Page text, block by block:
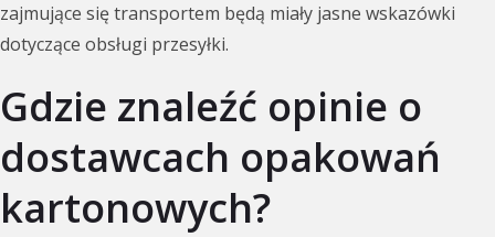
zajmujące się transportem będą miały jasne wskazówki
dotyczące obsługi przesyłki.
Gdzie znaleźć opinie o
dostawcach opakowań
kartonowych?